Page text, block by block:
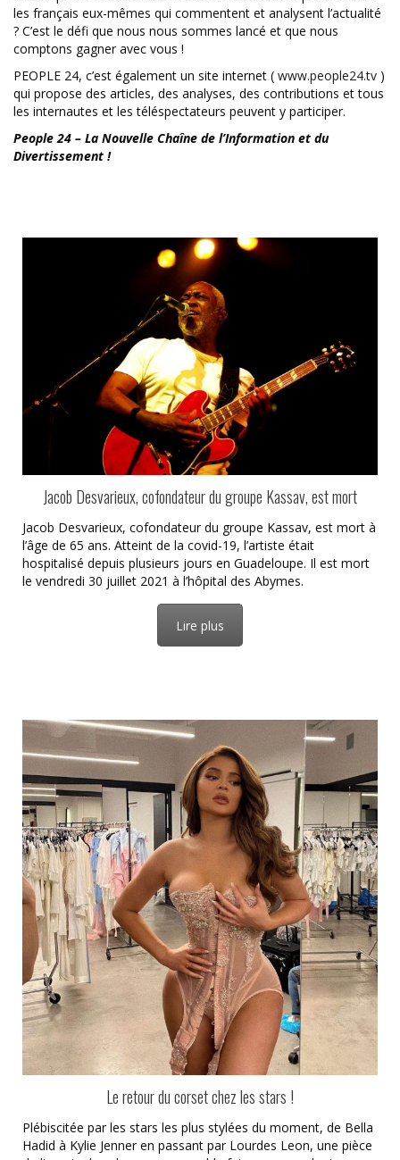
les français eux-mêmes qui commentent et analysent l’actualité
? C’est le défi que nous nous sommes lancé et que nous
comptons gagner avec vous !
PEOPLE 24, c’est également un site internet ( www.people24.tv )
qui propose des articles, des analyses, des contributions et tous
les internautes et les téléspectateurs peuvent y participer.
People 24 – La Nouvelle Chaîne de l’Information et du
Divertissement !
Jacob Desvarieux, cofondateur du groupe Kassav, est mort
Jacob Desvarieux, cofondateur du groupe Kassav, est mort à
l’âge de 65 ans. Atteint de la covid-19, l’artiste était
hospitalisé depuis plusieurs jours en Guadeloupe. Il est mort
le vendredi 30 juillet 2021 à l’hôpital des Abymes.
Lire plus
Le retour du corset chez les stars !
Plébiscitée par les stars les plus stylées du moment, de Bella
Hadid à Kylie Jenner en passant par Lourdes Leon, une pièce